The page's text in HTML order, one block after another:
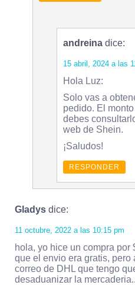
andreina dice:
15 abril, 2024 a las
Hola Luz:
Solo vas a
pedido. El
debes
web de Shein.
¡Saludos!
RESPONDER
Gladys dice:
11 octubre, 2022 a las 10:15 pm
hola, yo hice un compra
que el envio era gratis, pero
correo de DHL que tengo
desaduanizar la